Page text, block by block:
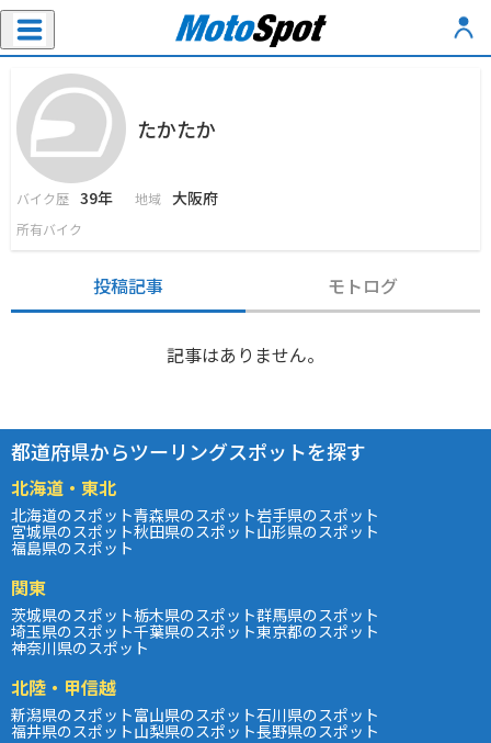
たかたか
バイク歴 39年 地域 大阪府
所有バイク
投稿記事 モトログ
記事はありません。
都道府県からツーリングスポットを探す
北海道・東北
北海道のスポット青森県のスポット岩手県のスポット
宮城県のスポット秋田県のスポット山形県のスポット
福島県のスポット
関東
茨城県のスポット栃木県のスポット群馬県のスポット
埼玉県のスポット千葉県のスポット東京都のスポット
神奈川県のスポット
北陸・甲信越
新潟県のスポット富山県のスポット石川県のスポット
福井県のスポット山梨県のスポット長野県のスポット